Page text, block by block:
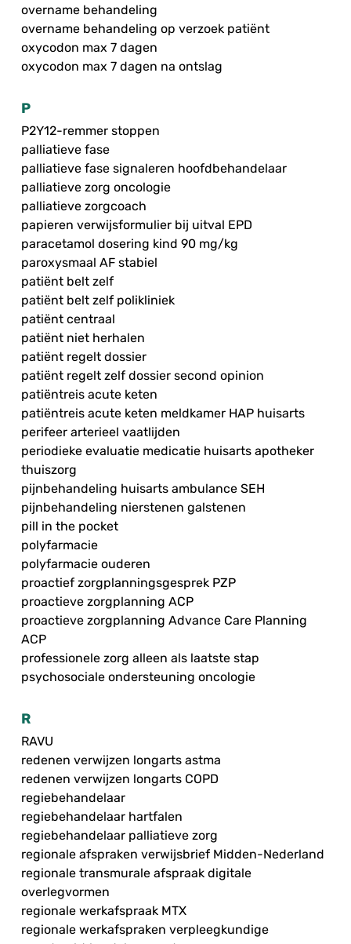
overname behandeling
overname behandeling op verzoek patiënt
oxycodon max 7 dagen
oxycodon max 7 dagen na ontslag
P
P2Y12-remmer stoppen
palliatieve fase
palliatieve fase signaleren hoofdbehandelaar
palliatieve zorg oncologie
palliatieve zorgcoach
papieren verwijsformulier bij uitval EPD
paracetamol dosering kind 90 mg/kg
paroxysmaal AF stabiel
patiënt belt zelf
patiënt belt zelf polikliniek
patiënt centraal
patiënt niet herhalen
patiënt regelt dossier
patiënt regelt zelf dossier second opinion
patiëntreis acute keten
patiëntreis acute keten meldkamer HAP huisarts
perifeer arterieel vaatlijden
periodieke evaluatie medicatie huisarts apotheker
thuiszorg
pijnbehandeling huisarts ambulance SEH
pijnbehandeling nierstenen galstenen
pill in the pocket
polyfarmacie
polyfarmacie ouderen
proactief zorgplanningsgesprek PZP
proactieve zorgplanning ACP
proactieve zorgplanning Advance Care Planning
ACP
professionele zorg alleen als laatste stap
psychosociale ondersteuning oncologie
R
RAVU
redenen verwijzen longarts astma
redenen verwijzen longarts COPD
regiebehandelaar
regiebehandelaar hartfalen
regiebehandelaar palliatieve zorg
regionale afspraken verwijsbrief Midden-Nederland
regionale transmurale afspraak digitale
overlegvormen
regionale werkafspraak MTX
regionale werkafspraken verpleegkundige